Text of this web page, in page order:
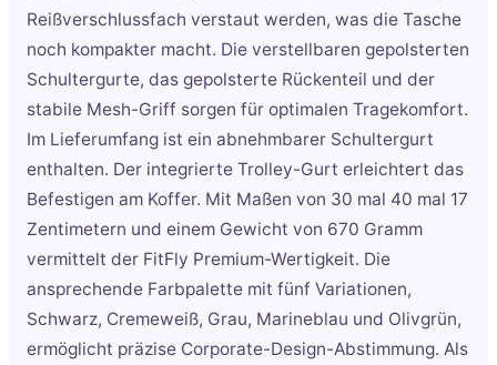
Reißverschlussfach verstaut werden, was die Tasche
noch kompakter macht. Die verstellbaren gepolsterten
Schultergurte, das gepolsterte Rückenteil und der
stabile Mesh-Griff sorgen für optimalen Tragekomfort.
Im Lieferumfang ist ein abnehmbarer Schultergurt
enthalten. Der integrierte Trolley-Gurt erleichtert das
Befestigen am Koffer. Mit Maßen von 30 mal 40 mal 17
Zentimetern und einem Gewicht von 670 Gramm
vermittelt der FitFly Premium-Wertigkeit. Die
ansprechende Farbpalette mit fünf Variationen,
Schwarz, Cremeweiß, Grau, Marineblau und Olivgrün,
ermöglicht präzise Corporate-Design-Abstimmung. Als